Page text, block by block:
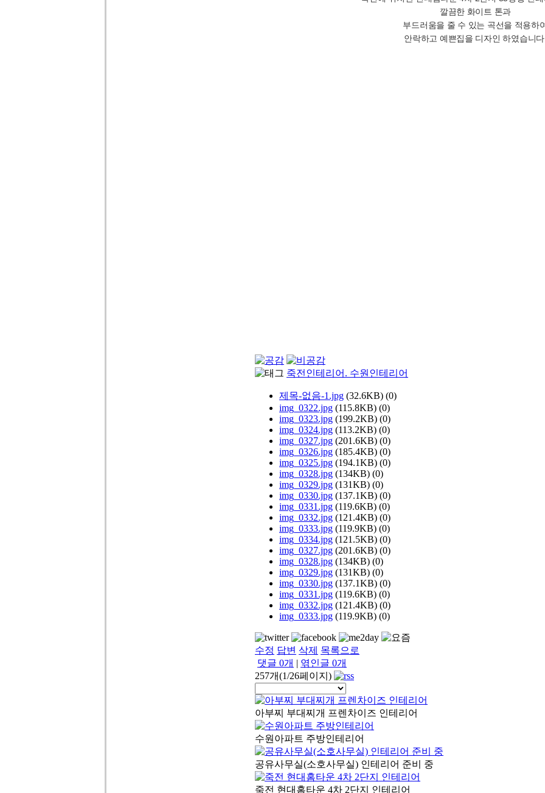
깔끔한 화이트 톤과
부드러움을 줄 수 있는 곡선을 적용하
안락하고 예쁜집을 디자인 하였습니
죽전인테리어. 수원인테리어
제목-없음-1.jpg (32.6KB) (0)
img_0322.jpg (115.8KB) (0)
img_0323.jpg (199.2KB) (0)
img_0324.jpg (113.2KB) (0)
img_0327.jpg (201.6KB) (0)
img_0326.jpg (185.4KB) (0)
img_0325.jpg (194.1KB) (0)
img_0328.jpg (134KB) (0)
img_0329.jpg (131KB) (0)
img_0330.jpg (137.1KB) (0)
img_0331.jpg (119.6KB) (0)
img_0332.jpg (121.4KB) (0)
img_0333.jpg (119.9KB) (0)
img_0334.jpg (121.5KB) (0)
img_0327.jpg (201.6KB) (0)
img_0328.jpg (134KB) (0)
img_0329.jpg (131KB) (0)
img_0330.jpg (137.1KB) (0)
img_0331.jpg (119.6KB) (0)
img_0332.jpg (121.4KB) (0)
img_0333.jpg (119.9KB) (0)
수정 답변 삭제 목록으로
댓글 0개 | 엮인글 0개
257개(1/26페이지)
아부찌 부대찌개 프렌차이즈 인테리어
수원아파트 주방인테리어
공유사무실(소호사무실) 인테리어 준비 중
죽전 현대홈타운 4차 2단지 인테리어